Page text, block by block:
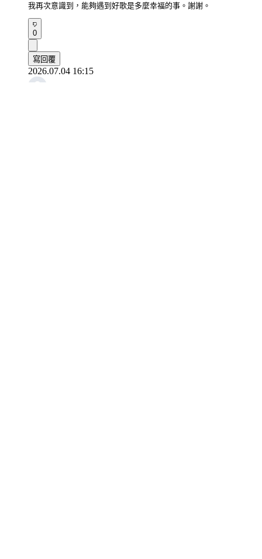
我再次意識到，能夠遇到好歌是多麼幸福的事。謝謝。
0
寫回覆
2026.07.04 16:15